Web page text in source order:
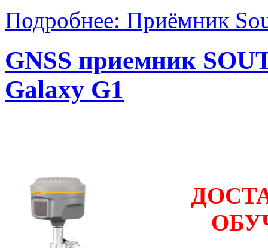
Подробнее: Приёмник
GNSS приемник
Galaxy G1